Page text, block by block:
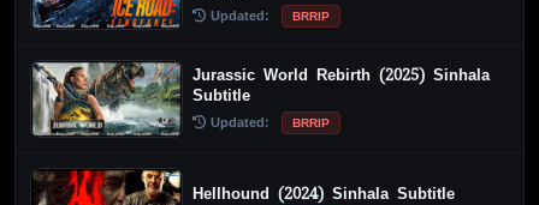
Updated: BRRIP
Jurassic World Rebirth (2025) Sinhala
Subtitle
Updated: BRRIP
Hellhound (2024) Sinhala Subtitle